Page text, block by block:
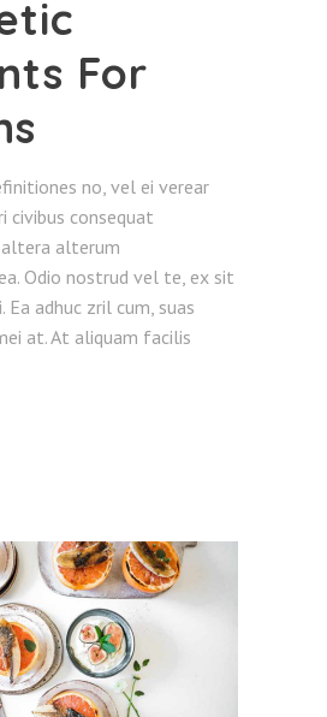
For
no, vel ei verear
civibus consequat
alterum
Odio nostrud vel te, ex sit
Ea adhuc zril cum, suas
at. At aliquam facilis